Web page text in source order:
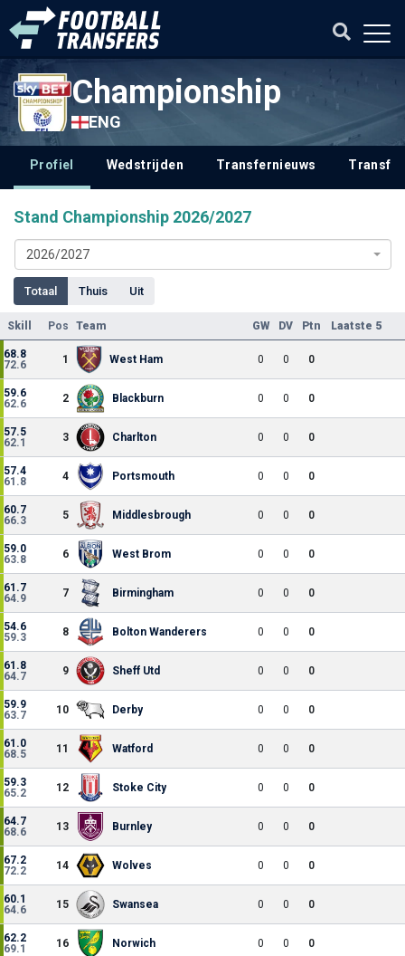
Championship
ENG
Profiel Wedstrijden Transfernieuws
Stand Championship 2026/2027
2026/2027
Totaal Thuis Uit
Skill Pos Team GW DV Ptn Laatste 5
68.8
72.6
1 West Ham 0 0 0
59.6
62.6
2 Blackburn 0 0 0
57.5
62.1
3 Charlton 0 0 0
57.4
61.8
4 Portsmouth 0 0 0
60.7
66.3
5 Middlesbrough 0 0 0
59.0
63.8
6 West Brom 0 0 0
61.7
64.9
7 Birmingham 0 0 0
54.6
59.3
8 Bolton Wanderers 0 0 0
61.8
64.7
9 Sheff Utd 0 0 0
59.9
63.7
10 Derby 0 0 0
61.0
68.5
11 Watford 0 0 0
59.3
65.2
12 Stoke City 0 0 0
64.7
68.6
13 Burnley 0 0 0
67.2
72.2
14 Wolves 0 0 0
60.1
64.6
15 Swansea 0 0 0
62.2
69.1
16 Norwich 0 0 0